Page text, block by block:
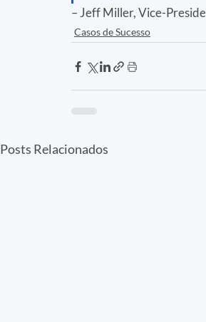
– Jeff Miller, Vice-
Casos de Sucesso
Posts Relacionados